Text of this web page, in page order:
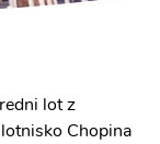
lot z
Chopina